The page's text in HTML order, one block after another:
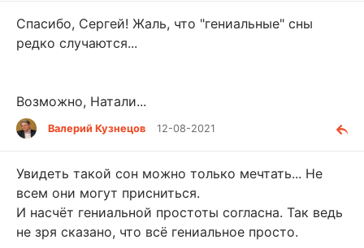
Спасибо, Сергей! Жаль, что "гениальные" сны
редко случаются...
Возможно, Натали...
Валерий Кузнецов 12-08-2021
Увидеть такой сон можно только мечтать... Не
всем они могут присниться.
И насчёт гениальной простоты согласна. Так ведь
не зря сказано, что всё гениальное просто.